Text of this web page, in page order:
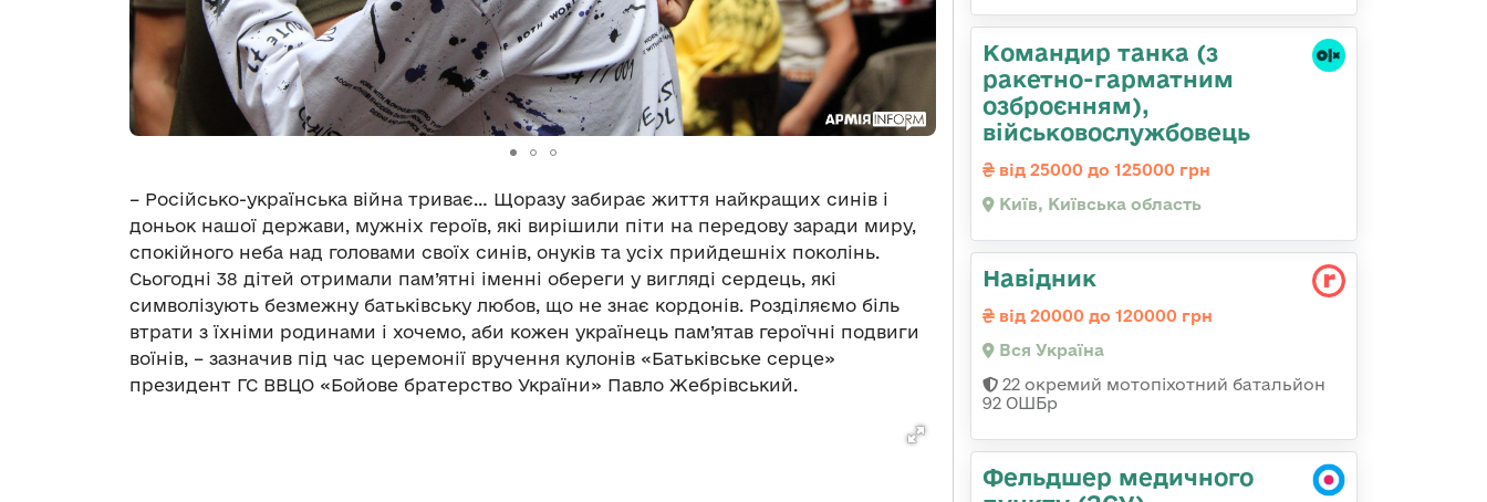
– Російсько-українська війна триває… Щоразу забирає життя найкращих синів і
доньок нашої держави, мужніх героїв, які вирішили піти на передову заради миру,
спокійного неба над головами своїх синів, онуків та усіх прийдешніх поколінь.
Сьогодні 38 дітей отримали пам’ятні іменні обереги у вигляді сердець, які
символізують безмежну батьківську любов, що не знає кордонів. Розділяємо біль
втрати з їхніми родинами і хочемо, аби кожен українець пам’ятав героїчні подвиги
воїнів, – зазначив під час церемонії вручення кулонів «Батьківське серце»
президент ГС ВВЦО «Бойове братерство України» Павло Жебрівський.
Командиp танка (з
pакетно-гарматним
озброєнням),
військовослужбовець
від 25000 до 125000 грн
Київ, Київська область
Навідник
від 20000 до 120000 грн
Вся Україна
22 окремий мотопіхотний батальйон
92 ОШБр
Фельдшер медичного